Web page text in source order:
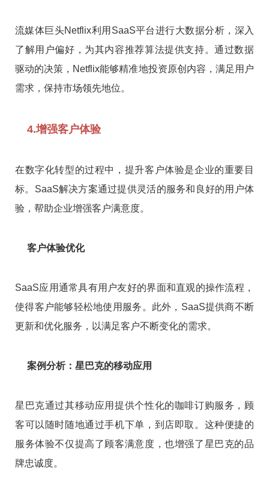
流媒体巨头Netflix利用SaaS平台进行大数据分析，深入
了解用户偏好，为其内容推荐算法提供支持。通过数据
驱动的决策，Netflix能够精准地投资原创内容，满足用户
需求，保持市场领先地位。
4.增强客户体验
在数字化转型的过程中，提升客户体验是企业的重要目
标。SaaS解决方案通过提供灵活的服务和良好的用户体
验，帮助企业增强客户满意度。
客户体验优化
SaaS应用通常具有用户友好的界面和直观的操作流程，
使得客户能够轻松地使用服务。此外，SaaS提供商不断
更新和优化服务，以满足客户不断变化的需求。
案例分析：星巴克的移动应用
星巴克通过其移动应用提供个性化的咖啡订购服务，顾
客可以随时随地通过手机下单，到店即取。这种便捷的
服务体验不仅提高了顾客满意度，也增强了星巴克的品
牌忠诚度。